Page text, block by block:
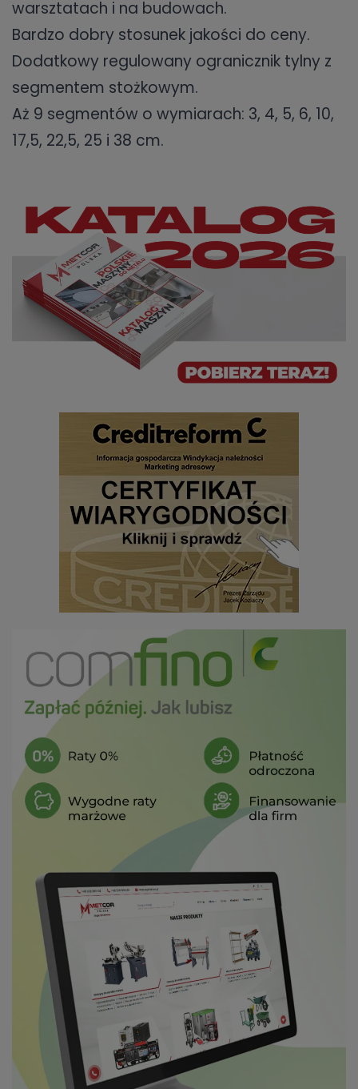
warsztatach i na budowach.
Bardzo dobry stosunek jakości do ceny.
Dodatkowy regulowany ogranicznik tylny z
segmentem stożkowym.
Aż 9 segmentów o wymiarach: 3, 4, 5, 6, 10,
17,5, 22,5, 25 i 38 cm.